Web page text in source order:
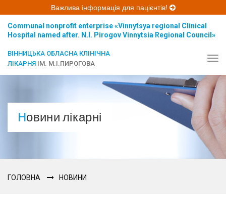
Важлива інформація для пацієнтів!
Communal nonprofit enterprise «Vinnytsya regional Clinical
Hospital named after. N.I. Pirogov Vinnytsia Regional Council»
ВІННИЦЬКА ОБЛАСНА КЛІНІЧНА
ЛІКАРНЯ ІМ. М.І.ПИРОГОВА
Новини лікарні
ГОЛОВНА НОВИНИ